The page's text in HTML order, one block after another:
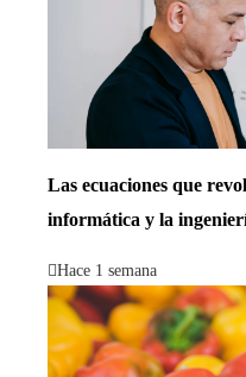
Las ecuaciones que
informática y la
Hace 1 semana